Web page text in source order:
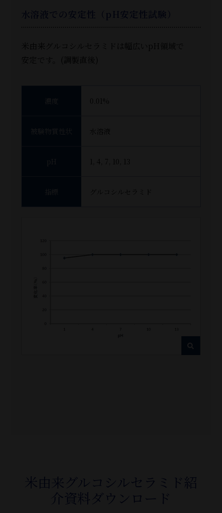
水溶液での安定性（pH安定性試験）
米由来グルコシルセラミドは幅広いpH領域で
安定です。(調製直後)
濃度 0.01%
被験物質性状 水溶液
pH 1, 4, 7, 10, 13
指標 グルコシルセラミド
米由来グルコシルセラミド紹
介資料ダウンロード